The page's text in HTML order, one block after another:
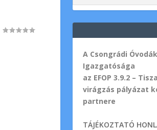
A Csongrádi Óvodák
Igazgatósága
az EFOP 3.9.2 –
virágzás pályázat
partnere
TÁJÉKOZTATÓ